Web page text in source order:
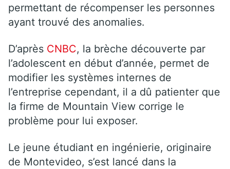
permettant de récompenser les personnes
ayant trouvé des anomalies.
D’après CNBC, la brèche découverte par
l’adolescent en début d’année, permet de
modifier les systèmes internes de
l’entreprise cependant, il a dû patienter que
la firme de Mountain View corrige le
problème pour lui exposer.
Le jeune étudiant en ingénierie, originaire
de Montevideo, s’est lancé dans la